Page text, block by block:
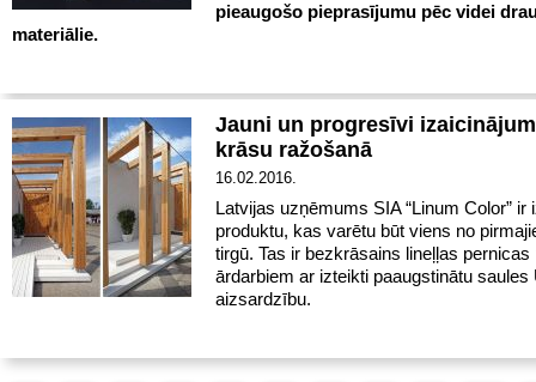
pieaugošo pieprasījumu pēc videi
materiālie.
Jauni un progresīvi
krāsu ražošanā
16.02.2016.
Latvijas uzņēmums SIA “Linum Color” ir
produktu, kas varētu būt viens no
tirgū. Tas ir bezkrāsains lineļļas
ārdarbiem ar izteikti paaugstinātu saules
aizsardzību.